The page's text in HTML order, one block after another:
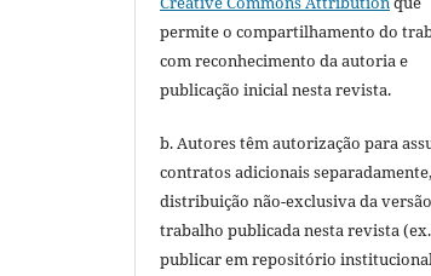
permite o compartilhamento do
com reconhecimento da autoria e
publicação inicial nesta revista.
b. Autores têm autorização para
contratos adicionais
distribuição não-exclusiva da
trabalho publicada nesta revista
publicar em repositório